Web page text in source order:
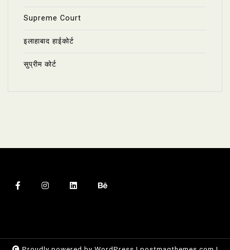
Supreme Court
इलाहाबाद हाईकोर्ट
सुप्रीम कोर्ट